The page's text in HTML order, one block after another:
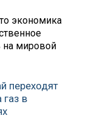
экономика
на мировой
переходят
газ в